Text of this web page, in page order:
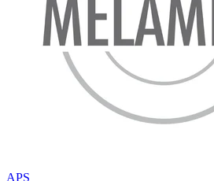
APS